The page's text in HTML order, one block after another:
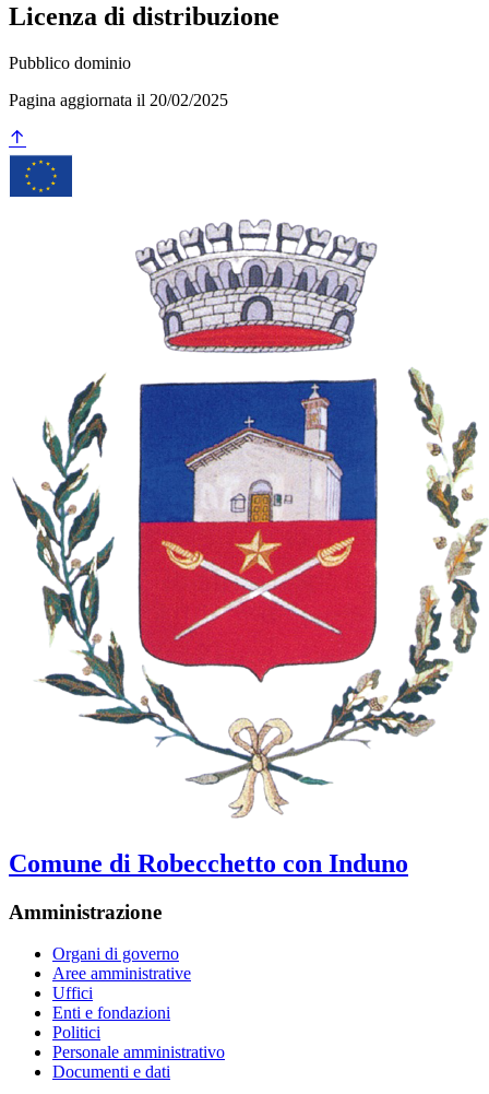
Licenza di distribuzione
Pubblico dominio
Pagina aggiornata il 20/02/2025
Comune di Robecchetto con Induno
Amministrazione
Organi di governo
Aree amministrative
Uffici
Enti e fondazioni
Politici
Personale amministrativo
Documenti e dati